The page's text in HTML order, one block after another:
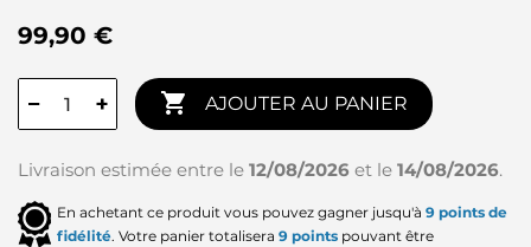
99,90 €
− +  AJOUTER AU PANIER
Livraison estimée entre le 12/08/2026 et le 14/08/2026.
En achetant ce produit vous pouvez gagner jusqu'à 9 points de
fidélité. Votre panier totalisera 9 points pouvant être